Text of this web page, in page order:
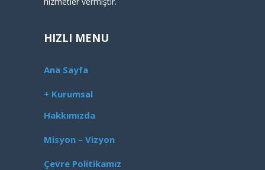
HIZLI MENU
Ana Sayfa
+ Kurumsal
Hakkımızda
Misyon – Vizyon
Çevre Politikamız